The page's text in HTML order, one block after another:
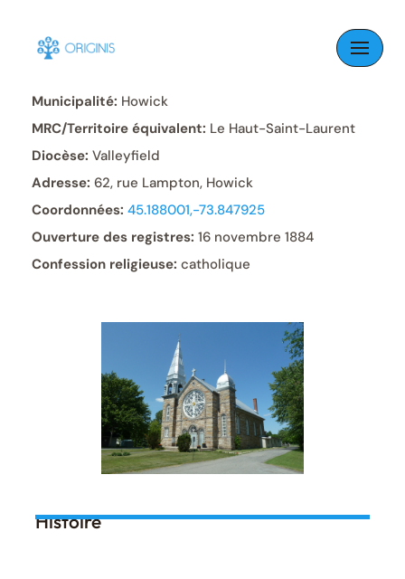
Skip
content
Municipalité: Howick
MRC/Territoire équivalent: Le Haut-Saint-Laurent
Diocèse: Valleyfield
Adresse: 62, rue Lampton, Howick
Coordonnées: 45.188001,-73.847925
Ouverture des registres: 16 novembre 1884
Confession religieuse: catholique
Histoire